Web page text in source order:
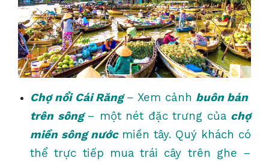
Chợ nổi Cái Răng– Xem cảnh buôn bán
trên sông – một nét đặc trưng của chợ
miền sông nước miền tây. Quý khách có
thể trực tiếp mua trái cây trên ghe –